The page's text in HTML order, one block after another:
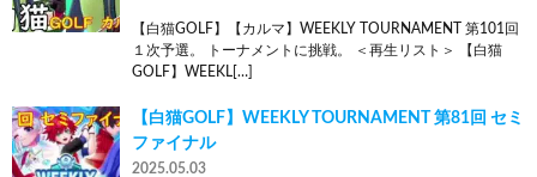
【白猫GOLF】【カルマ】WEEKLY TOURNAMENT 第101回
１次予選。 トーナメントに挑戦。 ＜再生リスト＞ 【白猫
GOLF】WEEKL[…]
【白猫GOLF】WEEKLY TOURNAMENT 第81回 セミ
ファイナル
2025.05.03